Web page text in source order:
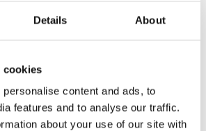
Details About
cookies
content and ads, to
features and to analyse our traffic.
about your use of our site with
100%
Kundetilfredshed